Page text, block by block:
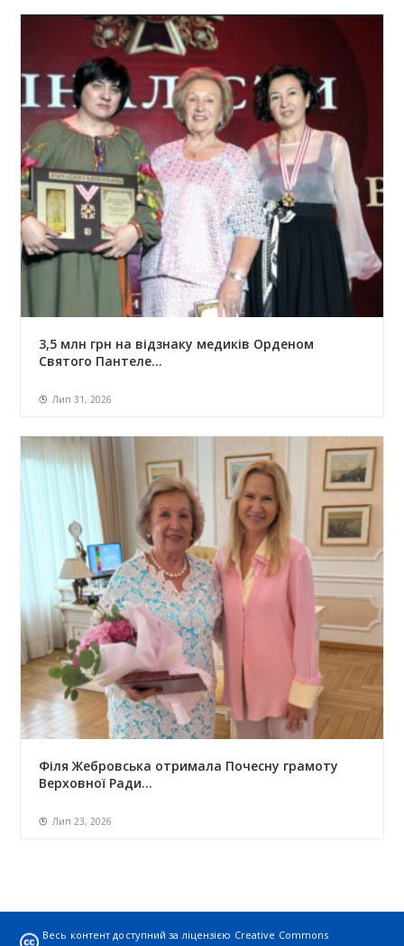
3,5 млн грн на відзнаку медиків Орденом
Святого Пантеле...
Лип 31, 2026
Філя Жебровська отримала Почесну грамоту
Верховної Ради...
Лип 23, 2026
Весь контент доступний за ліцензією Creative Commons